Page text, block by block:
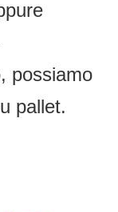
possiamo
pallet.